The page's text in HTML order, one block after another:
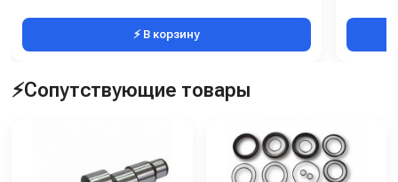
⚡ В корзину
⚡Сопутствующие товары